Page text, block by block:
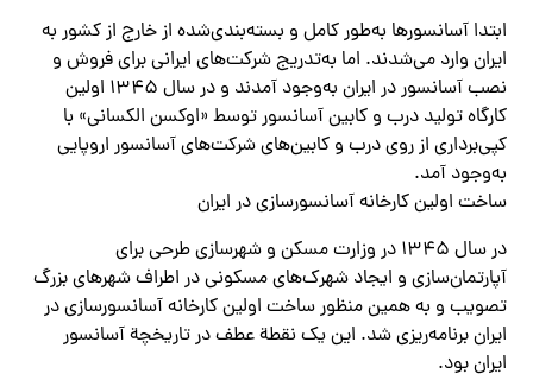
ابتدا آسانسورها به‌طور کامل و بسته‌بندی‌شده از خارج از کشور به
ایران وارد می‌شدند. اما به‌تدریج شرکت‌های ایرانی برای فروش و
نصب آسانسور در ایران به‌وجود آمدند و در سال ۱۳۴۵ اولین
کارگاه تولید درب و کابین آسانسور توسط «اوکسن الکسانی» با
کپی‌برداری از روی درب و کابین‌های شرکت‌های آسانسور اروپایی
به‌وجود آمد.
ساخت اولین کارخانه آسانسورسازی در ایران
در سال ۱۳۴۵ در وزارت مسکن و شهرسازی طرحی برای
آپارتمان‌سازی و ایجاد شهرک‌های مسکونی در اطراف شهرهای بزرگ
تصویب و به همین منظور ساخت اولین کارخانه آسانسورسازی در
ایران برنامه‌ریزی شد. این یک نقطة عطف در تاریخچة آسانسور
ایران بود.